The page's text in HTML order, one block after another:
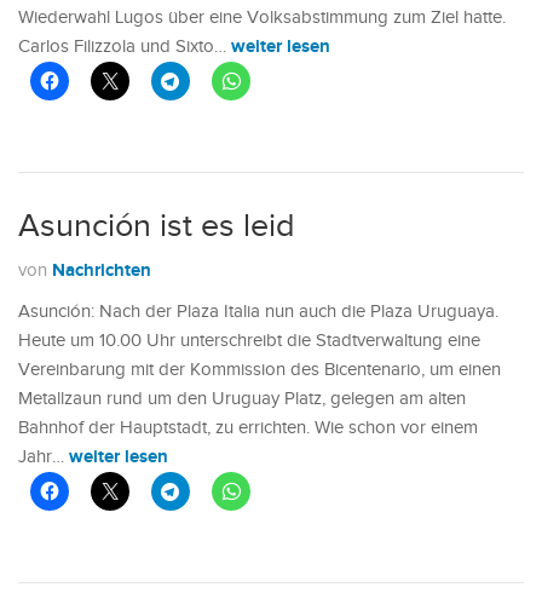
Wiederwahl Lugos über eine Volksabstimmung zum Ziel hatte.
Carlos Filizzola und Sixto… weiter lesen
Asunción ist es leid
von Nachrichten
Asunción: Nach der Plaza Italia nun auch die Plaza Uruguaya.
Heute um 10.00 Uhr unterschreibt die Stadtverwaltung eine
Vereinbarung mit der Kommission des Bicentenario, um einen
Metallzaun rund um den Uruguay Platz, gelegen am alten
Bahnhof der Hauptstadt, zu errichten. Wie schon vor einem
Jahr… weiter lesen